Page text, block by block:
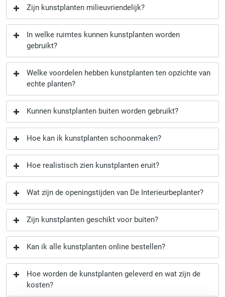
Zijn kunstplanten milieuvriendelijk?
In welke ruimtes kunnen kunstplanten worden
gebruikt?
Welke voordelen hebben kunstplanten ten opzichte van
echte planten?
Kunnen kunstplanten buiten worden gebruikt?
Hoe kan ik kunstplanten schoonmaken?
Hoe realistisch zien kunstplanten eruit?
Wat zijn de openingstijden van De Interieurbeplanter?
Zijn kunstplanten geschikt voor buiten?
Kan ik alle kunstplanten online bestellen?
Hoe worden de kunstplanten geleverd en wat zijn de
kosten?